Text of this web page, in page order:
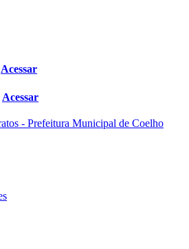
Acessar
Acessar
- Prefeitura Municipal de Coelho